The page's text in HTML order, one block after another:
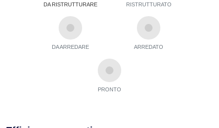
DA RISTRUTTURARE RISTRUTTURATO
DA ARREDARE ARREDATO
PRONTO